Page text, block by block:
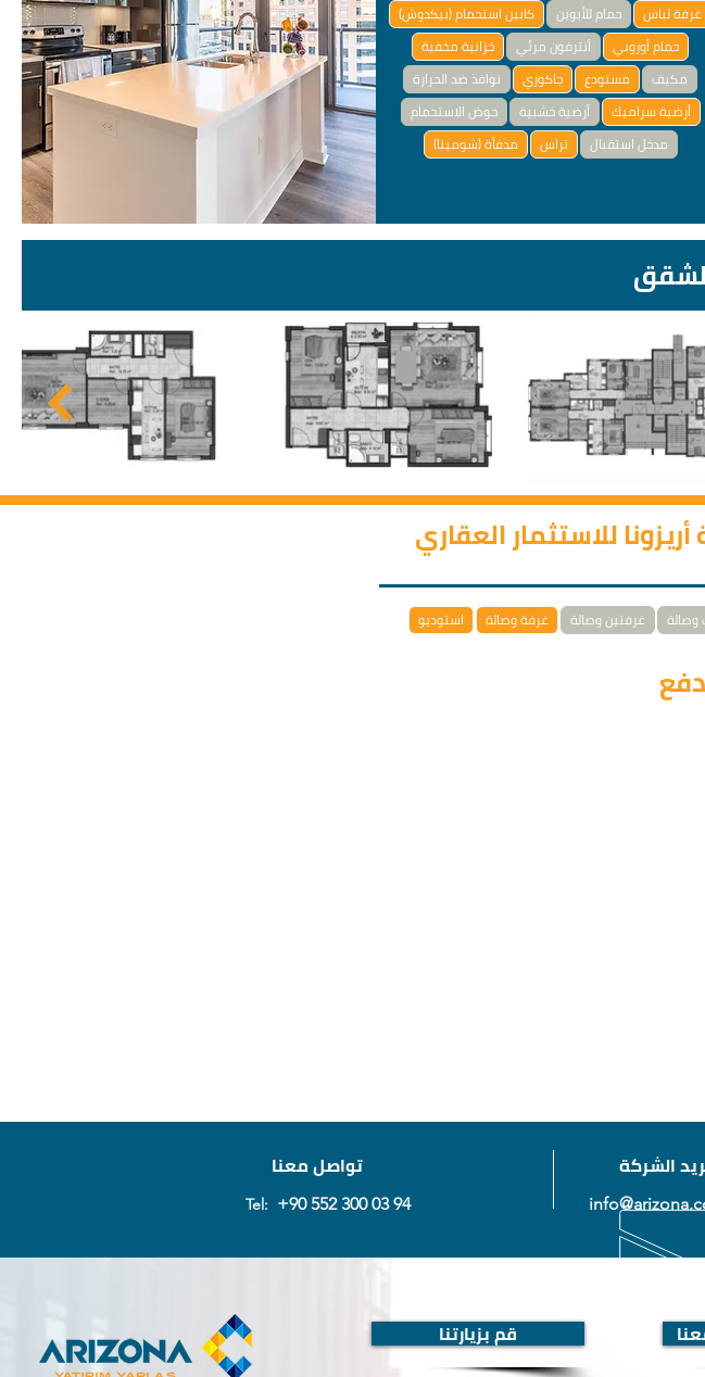
كابين استحمام (بيكدوش)
حمام للأبوين
غرفة لباس
خزانية مخفية
أنترفون مرئي
حمام أوروبي
نوافذ ضد الحرارة
جاكوزي مستودع
مكيف
حوض الاستحمام
أرضية خشبية
أرضية سراميك
مدفأة (شومينا)
تراس مدخل استقبال
للاستثمار العقاري
استوديو غرفة وصالة غرفتين وصالة وصالة
تواصل معنا
Tel: +90 552 300 03 94
الشركة
قم بزيارتنا